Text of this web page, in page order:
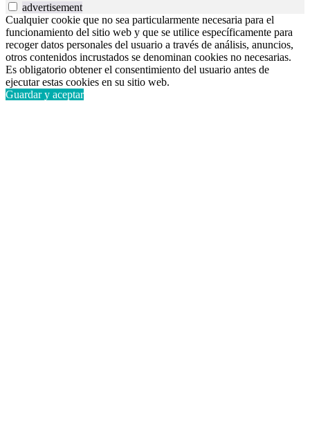
advertisement
Cualquier cookie que no sea particularmente necesaria para el
funcionamiento del sitio web y que se utilice específicamente para
recoger datos personales del usuario a través de análisis, anuncios,
otros contenidos incrustados se denominan cookies no necesarias.
Es obligatorio obtener el consentimiento del usuario antes de
ejecutar estas cookies en su sitio web.
Guardar y aceptar